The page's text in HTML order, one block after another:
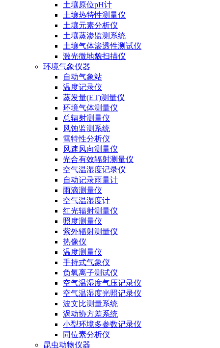
土壤原位pH计
土壤热特性测量仪
土壤元素分析仪
土壤蒸渗监测系统
土壤气体渗透性测试仪
激光微地貌扫描仪
环境气象仪器
自动气象站
温度记录仪
蒸发量(ET)测量仪
环境气体测量仪
总辐射测量仪
风蚀监测系统
雪特性分析仪
风速风向测量仪
光合有效辐射测量仪
空气温湿度记录仪
自动记录雨量计
雨滴测量仪
空气温湿度计
红光辐射测量仪
照度测量仪
紫外辐射测量仪
热像仪
温度测量仪
手持式气象仪
负氧离子测试仪
空气温湿度气压记录仪
空气温湿度光照记录仪
波文比测量系统
涡动协方差系统
小型环境多参数记录仪
同位素分析仪
昆虫动物仪器